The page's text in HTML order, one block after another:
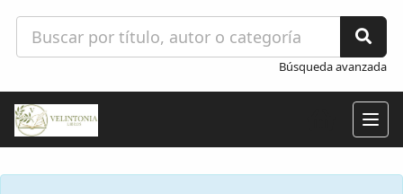
Búsqueda avanzada